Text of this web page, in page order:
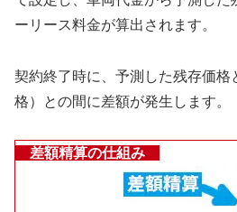
ーリース料金が算出されます。
契約終了時に、予測した残存価格
格）との間に差額が発生します。
差額精算の仕組み